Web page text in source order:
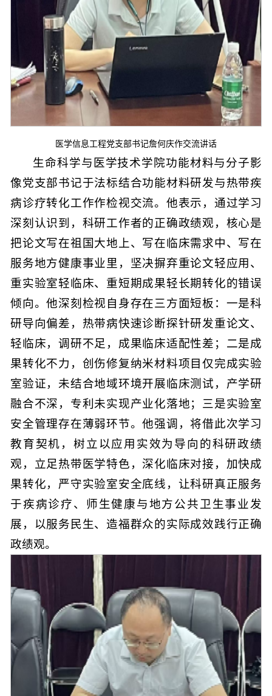
医学信息工程党支部书记詹何庆作交流讲话
生命科学与医学技术学院功能材料与分子影
像党支部书记于法标结合功能材料研发与热带疾
病诊疗转化工作作检视交流。他表示，通过学习
深刻认识到，科研工作者的正确政绩观，核心是
把论文写在祖国大地上、写在临床需求中、写在
服务地方健康事业里，坚决摒弃重论文轻应用、
重实验室轻临床、重短期成果轻长期转化的错误
倾向。他深刻检视自身存在三方面短板：一是科
研导向偏差，热带病快速诊断探针研发重论文、
轻临床，调研不足，成果临床适配性差；二是成
果转化不力，创伤修复纳米材料项目仅完成实验
室验证，未结合地域环境开展临床测试，产学研
融合不深，专利未实现产业化落地；三是实验室
安全管理存在薄弱环节。他强调，将借此次学习
教育契机，树立以应用实效为导向的科研政绩
观，立足热带医学特色，深化临床对接，加快成
果转化，严守实验室安全底线，让科研真正服务
于疾病诊疗、师生健康与地方公共卫生事业发
展，以服务民生、造福群众的实际成效践行正确
政绩观。